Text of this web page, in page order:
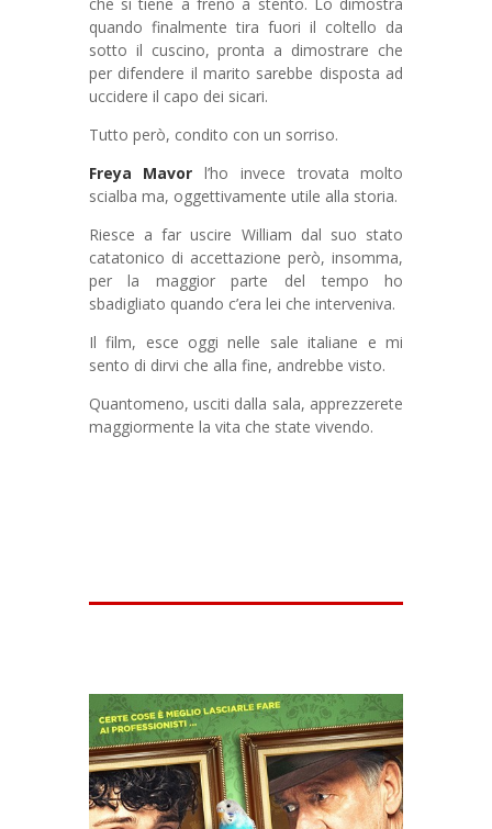
quando finalmente tira fuori il coltello da
sotto il cuscino, pronta a dimostrare che
per difendere il marito sarebbe disposta ad
uccidere il capo dei sicari.
Tutto però, condito con un sorriso.
Freya Mavor l’ho invece trovata molto
scialba ma, oggettivamente utile alla storia.
Riesce a far uscire William dal suo stato
catatonico di accettazione però, insomma,
per la maggior parte del tempo ho
sbadigliato quando c’era lei che interveniva.
Il film, esce oggi nelle sale italiane e mi
sento di dirvi che alla fine, andrebbe visto.
Quantomeno, usciti dalla sala, apprezzerete
maggiormente la vita che state vivendo.